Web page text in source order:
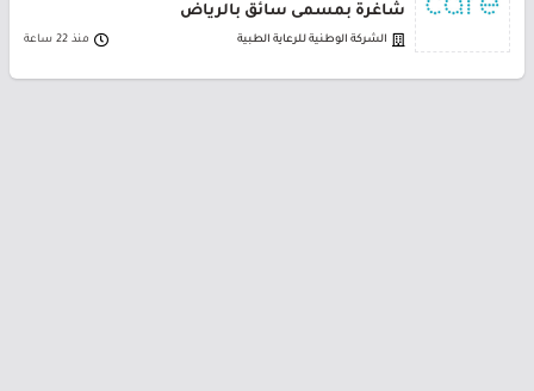
شاغرة بمسمى سائق بالرياض
الشركة الوطنية للرعاية الطبية منذ 22 ساعة